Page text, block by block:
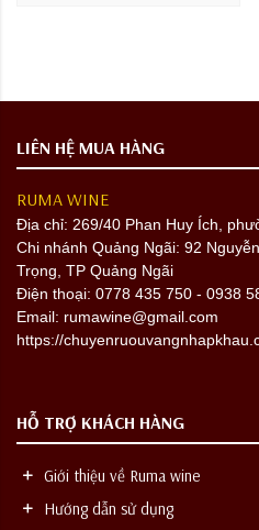
LIÊN HỆ MUA HÀNG
RUMA WINE
Địa chỉ: 269/40 Phan Huy Ích,
Chi nhánh Quảng Ngãi: 92
Trọng, TP Quảng Ngãi
Điện thoại: 0778 435 750 - 0938
Email: rumawine@gmail.com
https://
HỖ TRỢ KHÁCH HÀNG
Giới thiệu về Ruma wine
Hướng dẫn sử dụng